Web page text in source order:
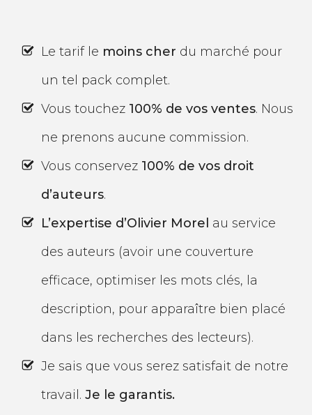
​Le tarif le moins cher du marché pour
un tel pack complet.
​Vous touchez 100% de vos ventes. Nous
ne prenons aucune commission.
​Vous conservez 100% de vos droit
d’auteurs.
L’expertise d’Olivier Morel au service
des auteurs (avoir une couverture
efficace, optimiser les mots clés, la
description, pour apparaître bien placé
dans les recherches des lecteurs).
Je sais que vous serez satisfait de notre
travail. Je le garantis.